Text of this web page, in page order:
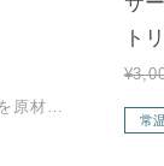
ト
常温